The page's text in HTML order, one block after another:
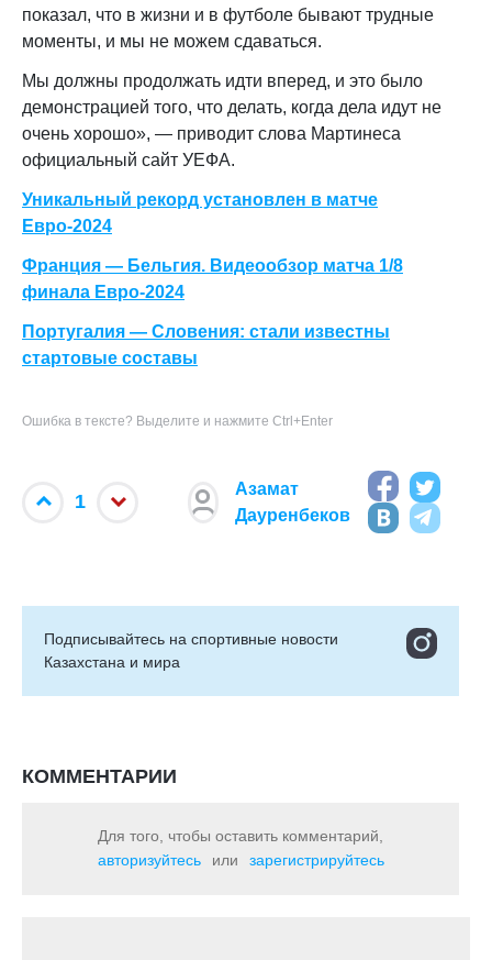
показал, что в жизни и в футболе бывают трудные
моменты, и мы не можем сдаваться.
Мы должны продолжать идти вперед, и это было
демонстрацией того, что делать, когда дела идут не
очень хорошо», — приводит слова Мартинеса
официальный сайт УЕФА.
Уникальный рекорд установлен в матче
Евро-2024
Франция — Бельгия. Видеообзор матча 1/8
финала Евро-2024
Португалия — Словения: стали известны
стартовые составы
Ошибка в тексте? Выделите и нажмите Ctrl+Enter
1
Азамат
Дауренбеков
Подписывайтесь на cпортивные новости
Казахстана и мира
КОММЕНТАРИИ
Для того, чтобы оставить комментарий,
авторизуйтесь
или зарегистрируйтесь